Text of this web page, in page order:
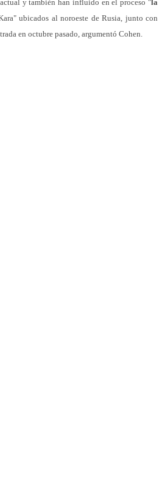
y también han influido en el proceso "la
ubicados al noroeste de Rusia, junto con
en octubre pasado, argumentó Cohen.